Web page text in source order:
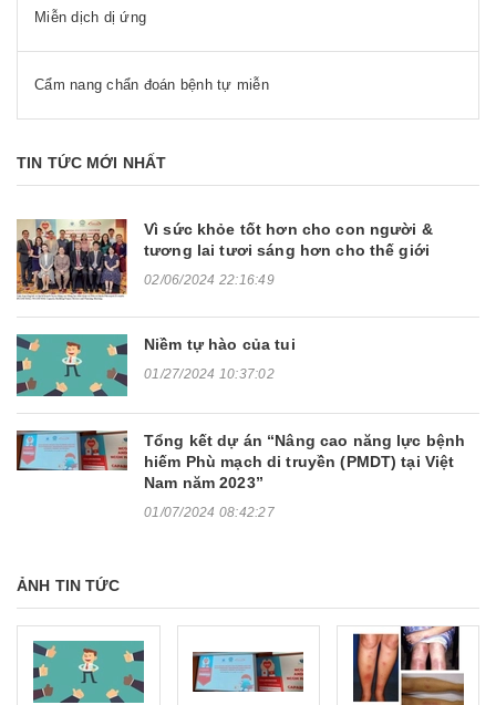
Miễn dịch dị ứng
Cẩm nang chẩn đoán bệnh tự miễn
TIN TỨC MỚI NHẤT
Vì sức khỏe tốt hơn cho con người &
tương lai tươi sáng hơn cho thế giới
02/06/2024 22:16:49
Niềm tự hào của tui
01/27/2024 10:37:02
Tổng kết dự án “Nâng cao năng lực bệnh
hiếm Phù mạch di truyền (PMDT) tại Việt
Nam năm 2023”
01/07/2024 08:42:27
ẢNH TIN TỨC